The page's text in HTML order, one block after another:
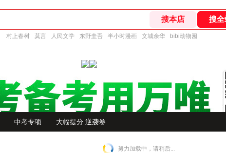
村上春树 莫言 人民文学 东野圭吾 半小时漫画 文城余华 bibi动物园
中考专项 大幅提分 逆袭卷
努力加载中，请稍后...